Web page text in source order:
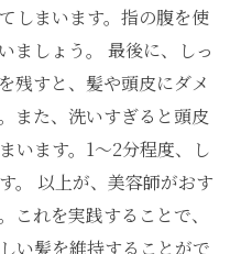
しまいます。指の腹を使
ましょう。 最後に、しっ
残すと、髪や頭皮にダメ
また、洗いすぎると頭皮
います。1〜2分程度、し
。 以上が、美容師がおす
これを実践することで、
い髪を維持することがで